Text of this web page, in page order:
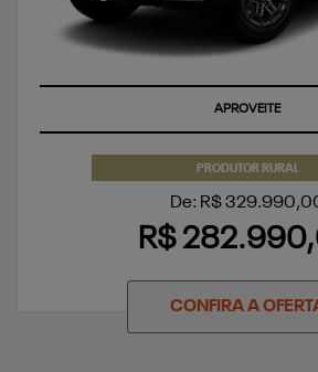
APROVEITE
PRODUTOR RURAL
De: R$
R$
CONFIRA A